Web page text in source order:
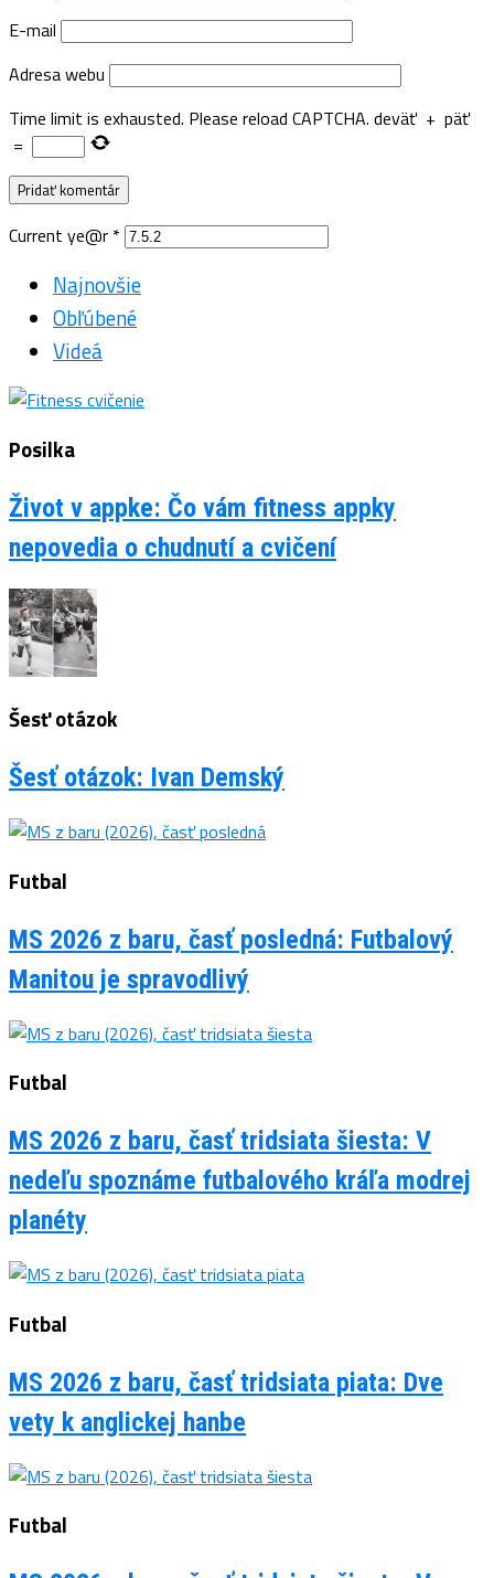
E-mail
Adresa webu
Time limit is exhausted. Please reload CAPTCHA. deväť + päť
=
Current ye@r *
Najnovšie
Obľúbené
Videá
Posilka
Život v appke: Čo vám fitness appky
nepovedia o chudnutí a cvičení
Šesť otázok
Šesť otázok: Ivan Demský
Futbal
MS 2026 z baru, časť posledná: Futbalový
Manitou je spravodlivý
Futbal
MS 2026 z baru, časť tridsiata šiesta: V
nedeľu spoznáme futbalového kráľa modrej
planéty
Futbal
MS 2026 z baru, časť tridsiata piata: Dve
vety k anglickej hanbe
Futbal